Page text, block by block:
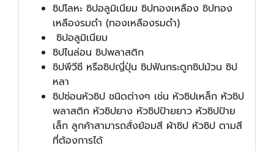
ซิปโลหะ ซิปอลูมิเนียม ซิปทองเหลือง ซิปทอง
เหลืองรมดำ (ทองเหลืองรมดำ)
ซิปอลูมิเนียม
ซิปไนล่อน ซิปพลาสติก
ซิปพีวีซี หรือซิปญี่ปุ่น ซิปฟันกระดูกซิปม้วน ซิป
หลา
ซิปซ่อนหัวซิป ชนิดต่างๆ เช่น หัวซิปเหล็ก หัวซิป
พลาสติก หัวซิปยาง หัวซิปป้ายยาว หัวซิปป้าย
เล็ก ลูกค้าสามารถสั่งย้อมสี ผ้าซิป หัวซิป ตามสี
ที่ต้องการได้